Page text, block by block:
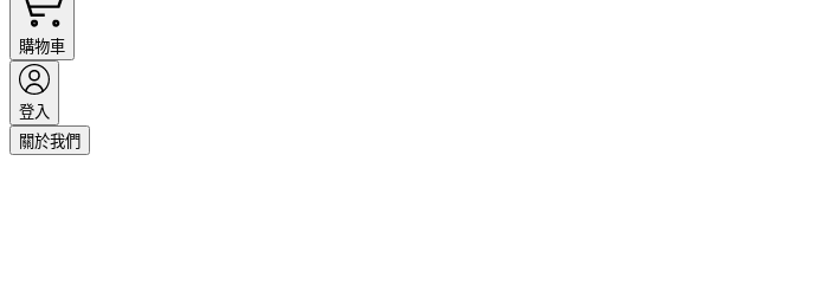
購物車
登入
關於我們